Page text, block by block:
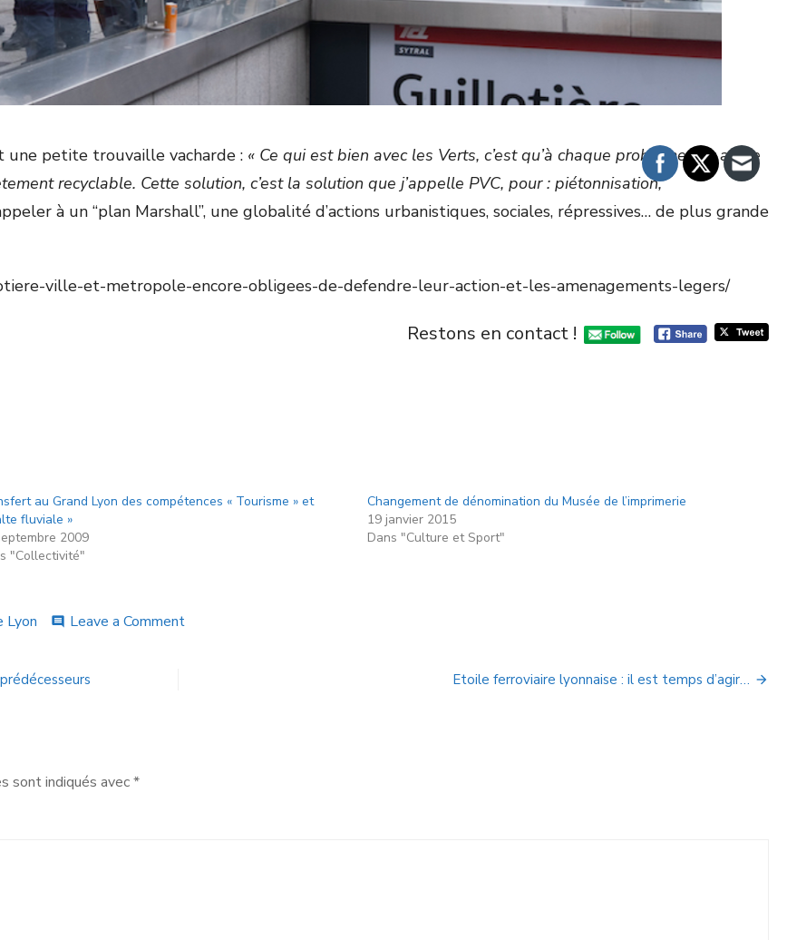
une petite trouvaille vacharde : « Ce qui est bien avec les Verts, c’est qu’à chaque problème, il y a une
recyclable. Cette solution, c’est la solution que j’appelle PVC, pour : piétonnisation,
à un “plan Marshall”, une globalité d’actions urbanistiques, sociales, répressives… de plus grande
ville-et-metropole-encore-obligees-de-defendre-leur-action-et-les-amenagements-legers/
Restons en contact !
au Grand Lyon des compétences « Tourisme » et
fluviale »
2009
"Collectivité"
Changement de dénomination du Musée de l’imprimerie
19 janvier 2015
Dans "Culture et Sport"
Lyon comment Leave a Comment
Etoile ferroviaire lyonnaise : il est temps d’agir…
sont indiqués avec*